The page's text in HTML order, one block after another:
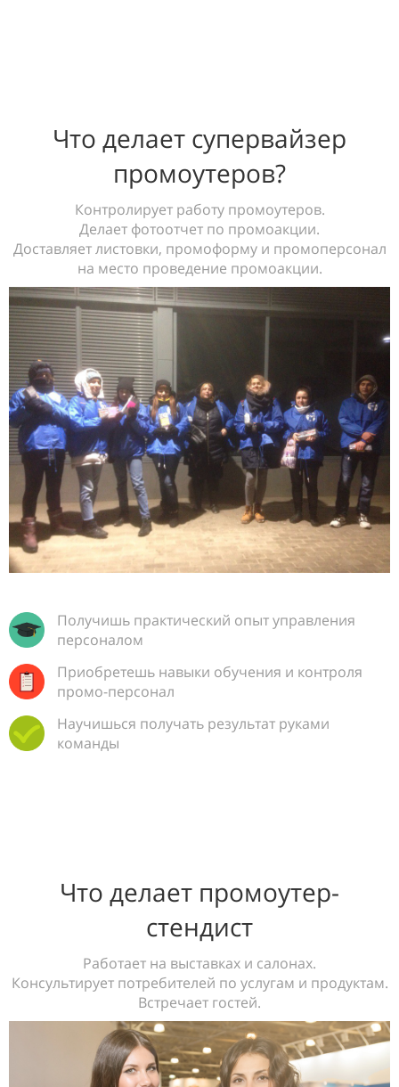
Что делает супервайзер
промоутеров?
Контролирует работу промоутеров.
Делает фотоотчет по промоакции.
Доставляет листовки, промоформу и промоперсонал
на место проведение промоакции.
Получишь практический опыт управления
персоналом
Приобретешь навыки обучения и контроля
промо-персонал
Научишься получать результат руками
команды
Что делает промоутер-
стендист
Работает на выставках и салонах.
Консультирует потребителей по услугам и продуктам.
Встречает гостей.